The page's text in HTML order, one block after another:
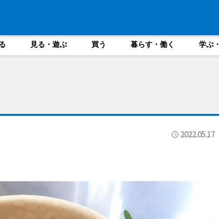
見る・遊ぶ 買う 暮らす・働く 学ぶ
2022.05.17